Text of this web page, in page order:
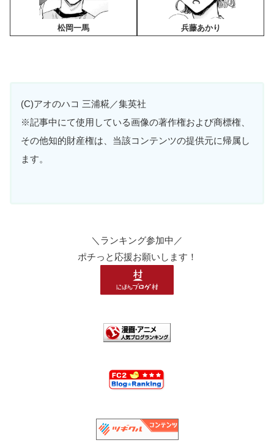
松岡一馬 兵藤あかり
(C)アオのハコ 三浦糀／集英社
※記事中にて使用している画像の著作権および商標権、
その他知的財産権は、当該コンテンツの提供元に帰属し
ます。
＼ランキング参加中／
ポチっと応援お願いします！